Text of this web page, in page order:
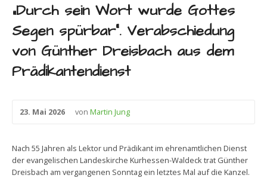
„Durch sein Wort wurde Gottes
Segen spürbar“. Verabschiedung
von Günther Dreisbach aus dem
Prädikantendienst
23. Mai 2026 von Martin Jung
Nach 55 Jahren als Lektor und Prädikant im ehrenamtlichen Dienst
der evangelischen Landeskirche Kurhessen-Waldeck trat Günther
Dreisbach am vergangenen Sonntag ein letztes Mal auf die Kanzel.